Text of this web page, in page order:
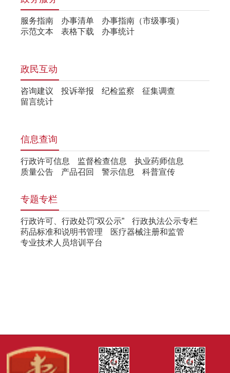
服务指南 办事清单
办事指南（市级事项）
示范文本
表格下载 办事统计
政民互动
咨询建议 投诉举报 纪检监察
征集调查
留言统计
信息查询
行政许可信息 监督检查信息
执业药师信息
质量公告
产品召回 警示信息 科普宣传
专题专栏
行政许可、行政处罚“双公示”
行政执法公示专栏
药品标准和说明书管理
医疗器械注册和监管
专业技术人员培训平台